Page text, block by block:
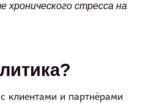
хронического стресса на
клиентами и партнёрами